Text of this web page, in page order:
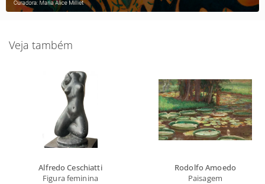
Veja também
Alfredo Ceschiatti
Figura feminina
Rodolfo Amoedo
Paisagem